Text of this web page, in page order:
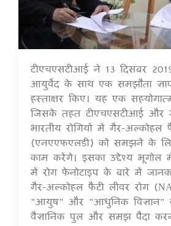
टीएचएसटीआई ने 13 दिसंबर
आयुर्वेद के साथ एक समझौता
हस्ताक्षर किए। यह एक
जिसके तहत टीएचएसटीआई और
भारतीय रोगियों में गैर-अल्कोहल
(एनएएफएलडी) को समझने के
काम करेंगे। इसका उद्देश्य भूगोल
में रोग फेनोटाइप के बारे में
गैर-अल्कोहल फैटी लीवर रोग
"आयुष" और "आधुनिक विज्ञान"
वैज्ञानिक पुल और समझ पैदा